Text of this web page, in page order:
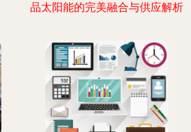
品太阳能的完美融合与供应解析